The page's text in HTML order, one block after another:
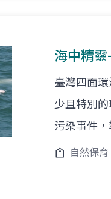
海中精
臺灣四面
少且特別
污染事件
自然保育